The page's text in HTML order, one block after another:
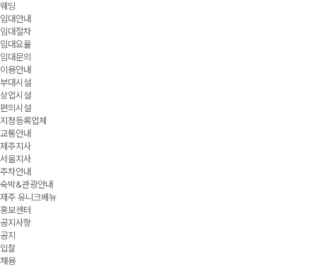
웨딩
임대안내
임대절차
임대요율
임대문의
이용안내
부대시설
상업시설
편의시설
지정등록업체
교통안내
제주지사
서울지사
주차안내
숙박&관광안내
제주 유니크베뉴
홍보센터
공지사항
공지
입찰
채용